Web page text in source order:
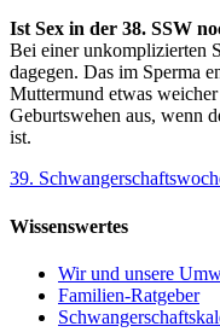
Ist Sex in der 38. SSW
Bei einer unkomplizierten
dagegen. Das im Sperma
Muttermund etwas
Geburtswehen aus, wenn
ist.
39.
Wissenswertes
Wir und unsere
Familien-Ratgeber